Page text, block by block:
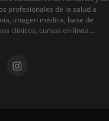
profesionales de la salud a
imagen médica, base de
clínicos, cursos en línea...